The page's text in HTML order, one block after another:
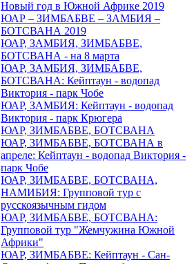
Новый год в Южной Африке 2019
ЮАР – ЗИМБАБВЕ – ЗАМБИЯ –
БОТСВАНА 2019
ЮАР, ЗАМБИЯ, ЗИМБАБВЕ,
БОТСВАНА - на 8 марта
ЮАР, ЗАМБИЯ, ЗИМБАБВЕ,
БОТСВАНА: Кейптаун - водопад
Виктория - парк Чобе
ЮАР, ЗАМБИЯ: Кейптаун - водопад
Виктория - парк Крюгера
ЮАР, ЗИМБАБВЕ, БОТСВАНА
ЮАР, ЗИМБАБВЕ, БОТСВАНА в
апреле: Кейптаун - водопад Виктория -
парк Чобе
ЮАР, ЗИМБАБВЕ, БОТСВАНА,
НАМИБИЯ: Групповой тур с
русскоязычным гидом
ЮАР, ЗИМБАБВЕ, БОТСВАНА:
Групповой тур "Жемчужина Южной
Африки"
ЮАР, ЗИМБАБВЕ: Кейптаун - Сан-